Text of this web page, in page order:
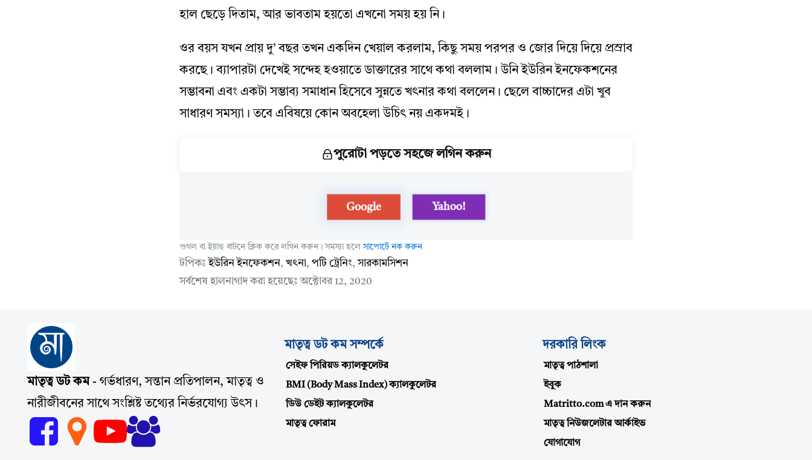
হাল ছেড়ে দিতাম, আর ভাবতাম হয়তো এখনো সময় হয় নি।
ওর বয়স যখন প্রায় দু’ বছর তখন একদিন খেয়াল করলাম, কিছু সময় পরপর ও জোর দিয়ে দিয়ে প্রস্রাব
করছে। ব্যাপারটা দেখেই সন্দেহ হওয়াতে ডাক্তারের সাথে কথা বললাম। উনি ইউরিন ইনফেকশনের
সম্ভাবনা এবং একটা সম্ভাব্য সমাধান হিসেবে সুন্নতে খৎনার কথা বললেন। ছেলে বাচ্চাদের এটা খুব
সাধারণ সমস্যা। তবে এবিষয়ে কোন অবহেলা উচিৎ নয় একদমই।
পুরোটা পড়তে সহজে লগিন করুন
Google Yahoo!
গুগল বা ইয়াহু বাটনে ক্লিক করে লগিন করুন। সমস্যা হলেসাপোর্টে নক করুন
টপিকঃইউরিন ইনফেকশন, খৎনা, পটি ট্রেনিং,সারকামসিশন
সর্বশেষ হালনাগাদ করা হয়েছেঃঅক্টোবর 12, 2020
মাতৃত্ব ডট কম- গর্ভধারণ, সন্তান প্রতিপালন, মাতৃত্ব ও
নারীজীবনের সাথে সংশ্লিষ্ট তথ্যের নির্ভরযোগ্য উৎস।
মাতৃত্ব ডট কম সম্পর্কে
সেইফ পিরিয়ড ক্যালকুলেটর
BMI (Body Mass Index) ক্যালকুলেটর
ডিউ ডেইট ক্যালকুলেটর
মাতৃত্ব ফোরাম
দরকারি লিংক
মাতৃত্ব পাঠশালা
ইবুক
Matritto.com এ দান করুন
মাতৃত্ব নিউজলেটার আর্কাইভ
যোগাযোগ